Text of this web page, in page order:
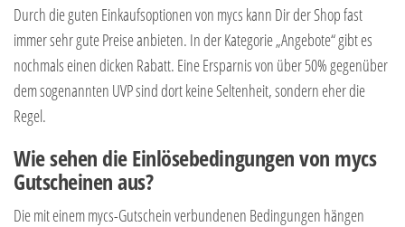
Durch die guten Einkaufsoptionen von mycs kann Dir der Shop fast
immer sehr gute Preise anbieten. In der Kategorie „Angebote“ gibt es
nochmals einen dicken Rabatt. Eine Ersparnis von über 50% gegenüber
dem sogenannten UVP sind dort keine Seltenheit, sondern eher die
Regel.
Wie sehen die Einlösebedingungen von mycs
Gutscheinen aus?
Die mit einem mycs-Gutschein verbundenen Bedingungen hängen